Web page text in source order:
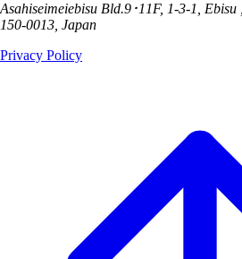
Asahiseimeiebisu Bld.9･11F, 1-3-1, Ebisu
150-0013, Japan
Privacy Policy